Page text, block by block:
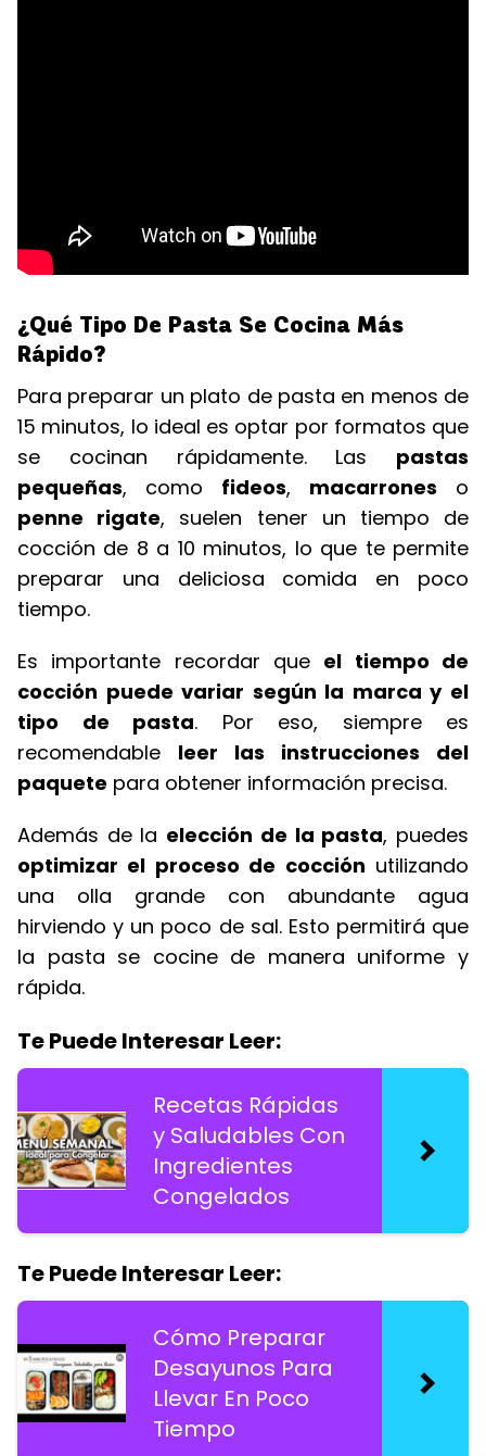
¿Qué Tipo De Pasta Se Cocina Más
Rápido?
Para preparar un plato de pasta en menos de
15 minutos, lo ideal es optar por formatos que
se cocinan rápidamente. Las pastas
pequeñas, como fideos, macarrones o
penne rigate, suelen tener un tiempo de
cocción de 8 a 10 minutos, lo que te permite
preparar una deliciosa comida en poco
tiempo.
Es importante recordar que el tiempo de
cocción puede variar según la marca y el
tipo de pasta. Por eso, siempre es
recomendable leer las instrucciones del
paquete para obtener información precisa.
Además de la elección de la pasta, puedes
optimizar el proceso de cocción utilizando
una olla grande con abundante agua
hirviendo y un poco de sal. Esto permitirá que
la pasta se cocine de manera uniforme y
rápida.
Te Puede Interesar Leer:
Recetas Rápidas
y Saludables Con
Ingredientes
Congelados
Te Puede Interesar Leer:
Cómo Preparar
Desayunos Para
Llevar En Poco
Tiempo